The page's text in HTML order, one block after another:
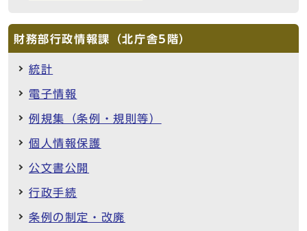
財務部行政情報課（北庁舎5階）
統計
電子情報
例規集（条例・規則等）
個人情報保護
公文書公開
行政手続
条例の制定・改廃